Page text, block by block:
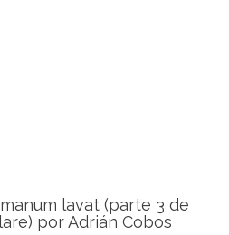
lavat (parte 3 de
por Adrián Cobos